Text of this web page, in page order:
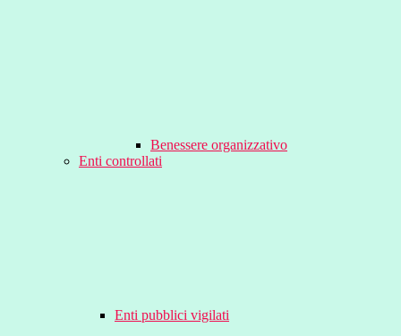
Benessere organizzativo
Enti controllati
Enti pubblici vigilati